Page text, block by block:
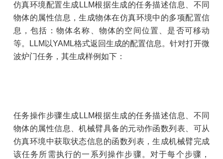
仿真环境配置生成LLM根据生成的任务描述信息、不同
物体的属性信息，生成物体在仿真环境中的多项配置信
息，包括：物体名称、物体的空间位置、是否可移动
等。LLM以YAML格式返回生成的配置信息。针对打开微
波炉门任务，其生成样例如下：
任务操作步骤生成LLM根据生成的任务描述信息、不同
物体的属性信息、机械臂具备的元动作函数列表、可从
仿真环境中获取状态信息的函数列表，生成机械臂完成
该任务所需执行的一系列操作步骤。对于每个步骤，